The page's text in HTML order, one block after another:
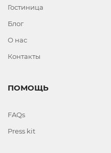
Гостиница
Блог
О нас
Контакты
ПОМОЩЬ
FAQs
Press kit